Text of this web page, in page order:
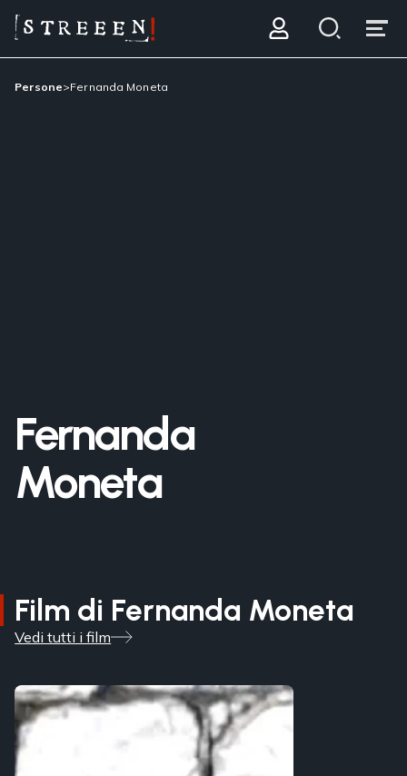
Persone>Fernanda Moneta
Fernanda
Moneta
Film di Fernanda Moneta
Vedi tutti i film